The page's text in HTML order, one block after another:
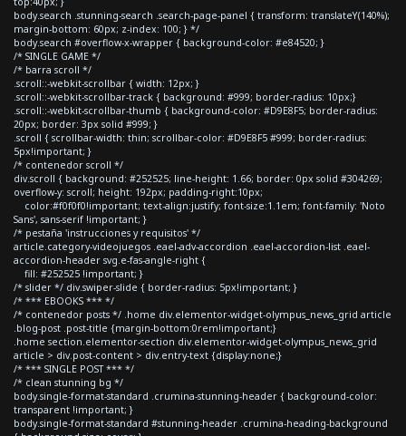
body.search .stunning-search .search-page-panel { transform: translateY(140%);
margin-bottom: 60px; z-index: 100; } */
body.search #overflow-x-wrapper { background-color: #e84520; }
/* SINGLE GAME */
/* barra scroll */
.scroll::-webkit-scrollbar { width: 12px; }
.scroll::-webkit-scrollbar-track { background: #999; border-radius: 10px;}
.scroll::-webkit-scrollbar-thumb { background-color: #D9E8F5; border-radius:
20px; border: 3px solid #999; }
.scroll { scrollbar-width: thin; scrollbar-color: #D9E8F5 #999; border-radius:
5px!important; }
/* contenedor scroll */
div.scroll { background: #252525; line-height: 1.66; border: 0px solid #304269;
overflow-y: scroll; height: 192px; padding-right:10px;
color:#f0f0f0!important; text-align:justify; font-size:1.1em; font-family: 'Noto
Sans', sans-serif !important; }
/* pestaña 'instrucciones y requisitos' */
article.category-videojuegos .eael-adv-accordion .eael-accordion-list .eael-
accordion-header svg.e-fas-angle-right {
fill: #252525 !important; }
/* slider */ div.swiper-slide { border-radius: 5px!important; }
/* *** EBOOKS *** */
/* contenedor posts */ .home div.elementor-widget-olympus_news_grid article
.blog-post .post-title {margin-bottom:0rem!important;}
.home section.elementor-section div.elementor-widget-olympus_news_grid
article > div.post-content > div.entry-text {display:none;}
/* *** SINGLE POST *** */
/* clean stunning bg */
body.single-format-standard .crumina-stunning-header { background-color:
transparent !important; }
body.single-format-standard #stunning-header .crumina-heading-background